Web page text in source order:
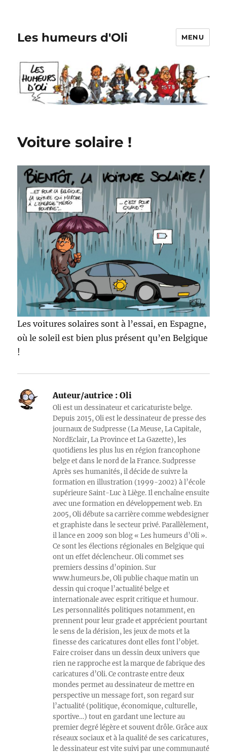
Les humeurs d'Oli MENU
Voiture solaire !
Les voitures solaires sont à l’essai, en Espagne,
où le soleil est bien plus présent qu’en Belgique
!
Auteur/autrice : Oli
Oli est un dessinateur et caricaturiste belge.
Depuis 2015, Oli est le dessinateur de presse des
journaux de Sudpresse (La Meuse, La Capitale,
NordEclair, La Province et La Gazette), les
quotidiens les plus lus en région francophone
belge et dans le nord de la France. Sudpresse
Après ses humanités, il décide de suivre la
formation en illustration (1999-2002) à l’école
supérieure Saint-Luc à Liège. Il enchaîne ensuite
avec une formation en développement web. En
2005, Oli débute sa carrière comme webdesigner
et graphiste dans le secteur privé. Parallèlement,
il lance en 2009 son blog « Les humeurs d’Oli ».
Ce sont les élections régionales en Belgique qui
ont un effet déclencheur. Oli commet ses
premiers dessins d’opinion. Sur
www.humeurs.be, Oli publie chaque matin un
dessin qui croque l’actualité belge et
internationale avec esprit critique et humour.
Les personnalités politiques notamment, en
prennent pour leur grade et apprécient pourtant
le sens de la dérision, les jeux de mots et la
finesse des caricatures dont elles font l’objet.
Faire croiser dans un dessin deux univers que
rien ne rapproche est la marque de fabrique des
caricatures d’Oli. Ce contraste entre deux
mondes permet au dessinateur de mettre en
perspective un message fort, son regard sur
l’actualité (politique, économique, culturelle,
sportive…) tout en gardant une lecture au
premier degré légère et souvent drôle. Grâce aux
réseaux sociaux et à la qualité de ses caricatures,
le dessinateur est vite suivi par une communauté